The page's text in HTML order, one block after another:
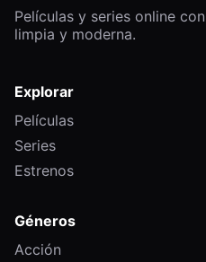
Películas y series online
limpia y moderna.
Explorar
Películas
Series
Estrenos
Géneros
Acción